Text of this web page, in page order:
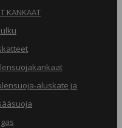
KANKAAT
aluskate ja